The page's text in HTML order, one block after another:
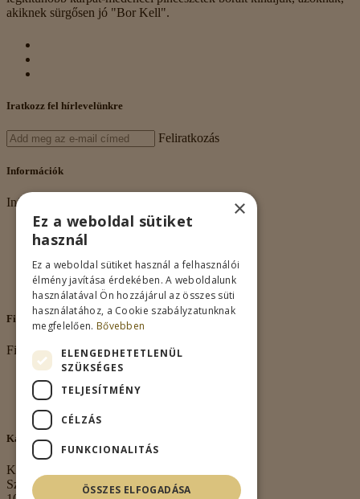
akiknek sürgősen jó "Bor Kell".
Iratkozz fel hírlevelünkre
Feliratkozás
Információk
Információk
Rólunk
Adatkezelés
Vásárlási feltételek
Nagykereskedelem
Kapcsolat
Fiókom
Fiókom
Fiókom
Rendeléseim
Kívánságlista
Kapcsolat
Kapcsolat
Székhely:
×
Ez a weboldal sütiket
használ
Ez a weboldal sütiket használ a felhasználói
élmény javítása érdekében. A weboldalunk
használatával Ön hozzájárul az összes süti
használatához, a Cookie szabályzatunknak
megfelelően. Bővebben
ELENGEDHETETLENÜL
SZÜKSÉGES
TELJESÍTMÉNY
CÉLZÁS
FUNKCIONALITÁS
ÖSSZES ELFOGADÁSA